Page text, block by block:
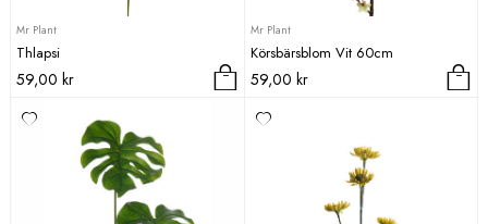
Mr Plant
Thlapsi
59,00 kr
Mr Plant
Körsbärsblom Vit 60cm
59,00 kr